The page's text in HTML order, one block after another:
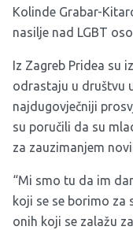
Kolinde Grabar-
nasilje nad LGBT
Iz Zagreb Pridea su
odrastaju u društvu
najdugovječniji
su poručili da su
za zauzimanjem
“Mi smo tu da im
koji se se borimo za
onih koji se zalažu